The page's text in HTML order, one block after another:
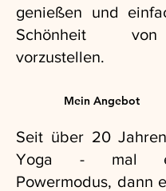
genießen und
Schönheit
vorzustellen.
Mein Angebot
Seit über 20
Yoga - mal
Powermodus, dann